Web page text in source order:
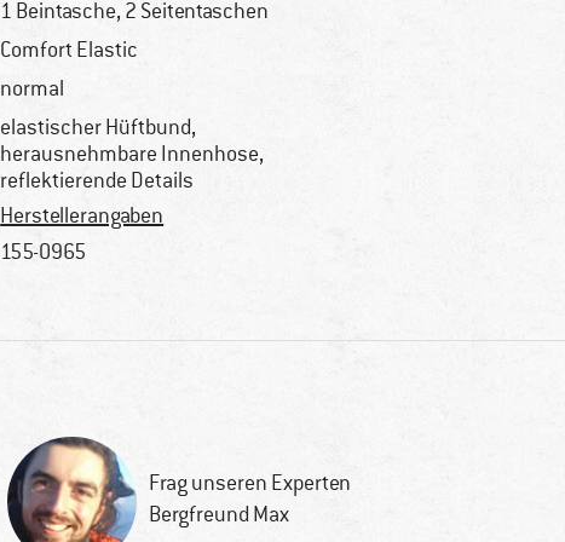
1 Beintasche, 2 Seitentaschen
Comfort Elastic
normal
elastischer Hüftbund,
herausnehmbare Innenhose,
reflektierende Details
Herstellerangaben
155-0965
Frag unseren Experten
Bergfreund Max